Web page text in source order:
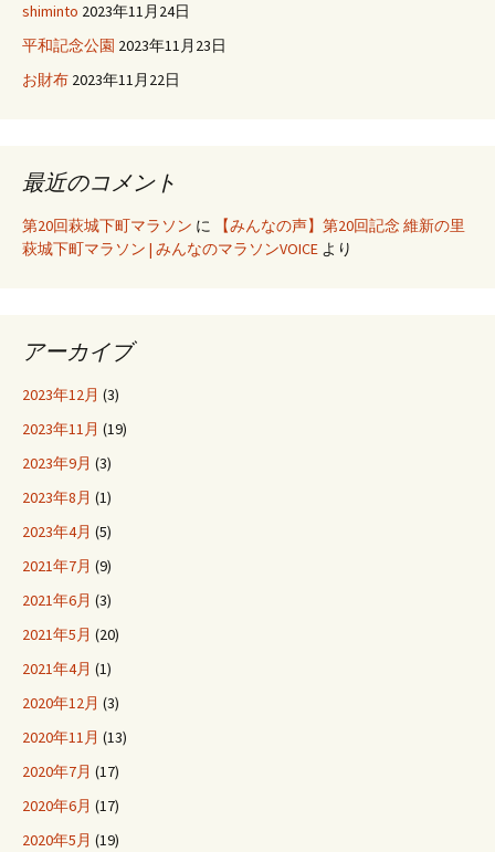
shiminto 2023年11月24日
平和記念公園 2023年11月23日
お財布 2023年11月22日
最近のコメント
第20回萩城下町マラソン に
【みんなの声】第20回記念 維新の里
萩城下町マラソン | みんなのマラソンVOICE より
アーカイブ
2023年12月 (3)
2023年11月 (19)
2023年9月 (3)
2023年8月 (1)
2023年4月 (5)
2021年7月 (9)
2021年6月 (3)
2021年5月 (20)
2021年4月 (1)
2020年12月 (3)
2020年11月 (13)
2020年7月 (17)
2020年6月 (17)
2020年5月 (19)